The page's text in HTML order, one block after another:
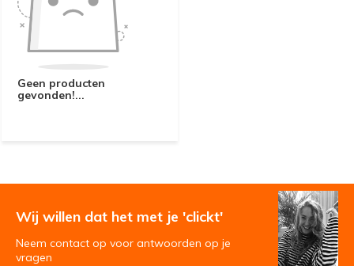
Geen producten
gevonden!...
Wij willen dat het met je 'clickt'
Neem contact op voor antwoorden op je
vragen